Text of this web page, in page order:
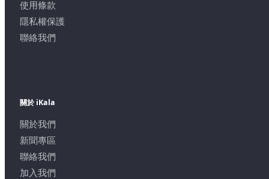
使用條款
隱私權保護
聯絡我們
關於 iKala
關於我們
新聞專區
聯絡我們
加入我們